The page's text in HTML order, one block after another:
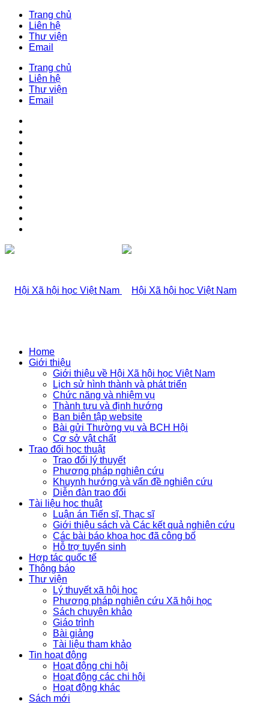
Trang chủ
Liên hệ
Thư viện
Email
Trang chủ
Liên hệ
Thư viện
Email
Home
Giới thiệu
Giới thiệu về Hội Xã hội học Việt Nam
Lịch sử hình thành và phát triển
Chức năng và nhiệm vụ
Thành tựu và định hướng
Ban biên tập website
Bài gửi Thường vụ và BCH Hội
Cơ sở vật chất
Trao đổi học thuật
Trao đổi lý thuyết
Phương pháp nghiên cứu
Khuynh hướng và vấn đề nghiên cứu
Diễn đàn trao đổi
Tài liệu học thuật
Luận án Tiến sĩ, Thạc sĩ
Giới thiệu sách và Các kết quả nghiên cứu
Các bài báo khoa học đã công bố
Hỗ trợ tuyển sinh
Hợp tác quốc tế
Thông báo
Thư viện
Lý thuyết xã hội học
Phương pháp nghiên cứu Xã hội học
Sách chuyên khảo
Giáo trình
Bài giảng
Tài liệu tham khảo
Tin hoạt động
Hoạt động chi hội
Hoạt động các chi hội
Hoạt động khác
Sách mới